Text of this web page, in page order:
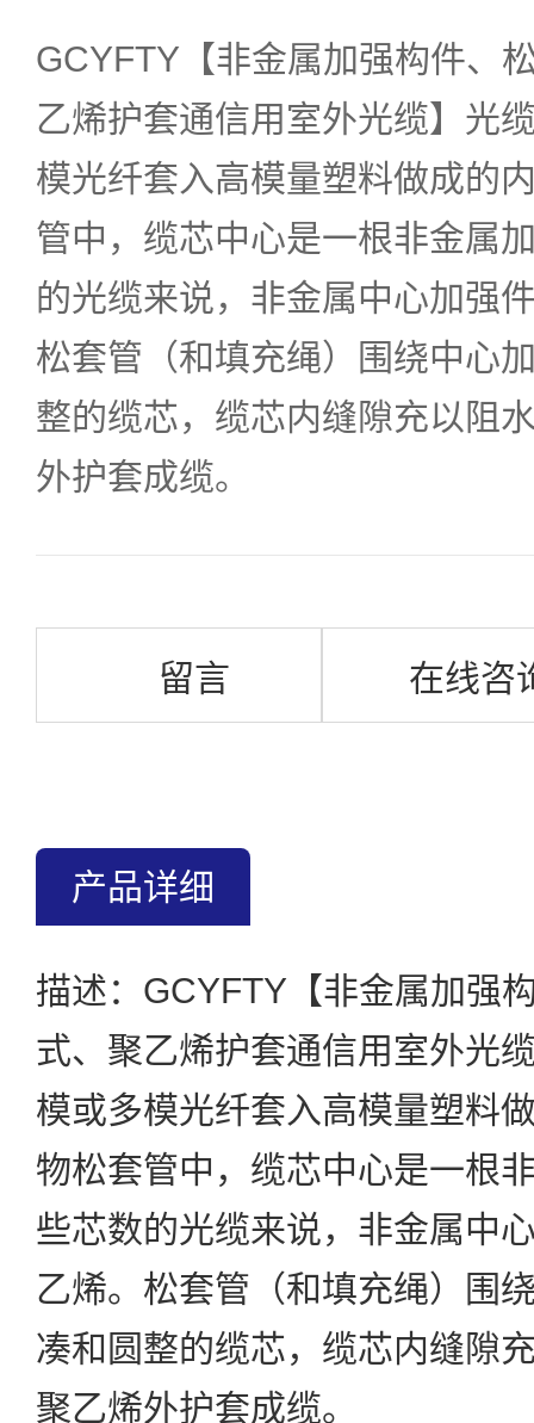
GCYFTY【非金属加强构件、
乙烯护套通信用室外光缆】光
模光纤套入高模量塑料做成的
管中，缆芯中心是一根非金属
的光缆来说，非金属中心加强
松套管（和填充绳）围绕中心
整的缆芯，缆芯内缝隙充以阻
外护套成缆。
留言 在线咨
产品详细
描述： GCYFTY【非金属加强
式、聚乙烯护套通信用室外光
模或多模光纤套入高模量塑料
物松套管中，缆芯中心是一根
些芯数的光缆来说，非金属中
乙烯。松套管（和填充绳）围
凑和圆整的缆芯，缆芯内缝隙
聚乙烯外护套成缆。